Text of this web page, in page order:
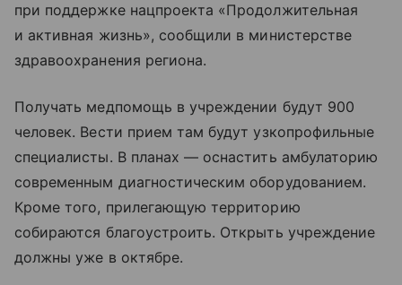
при поддержке нацпроекта «Продолжительная
и активная жизнь», сообщили в министерстве
здравоохранения региона.
Получать медпомощь в учреждении будут 900
человек. Вести прием там будут узкопрофильные
специалисты. В планах — оснастить амбулаторию
современным диагностическим оборудованием.
Кроме того, прилегающую территорию
собираются благоустроить. Открыть учреждение
должны уже в октябре.